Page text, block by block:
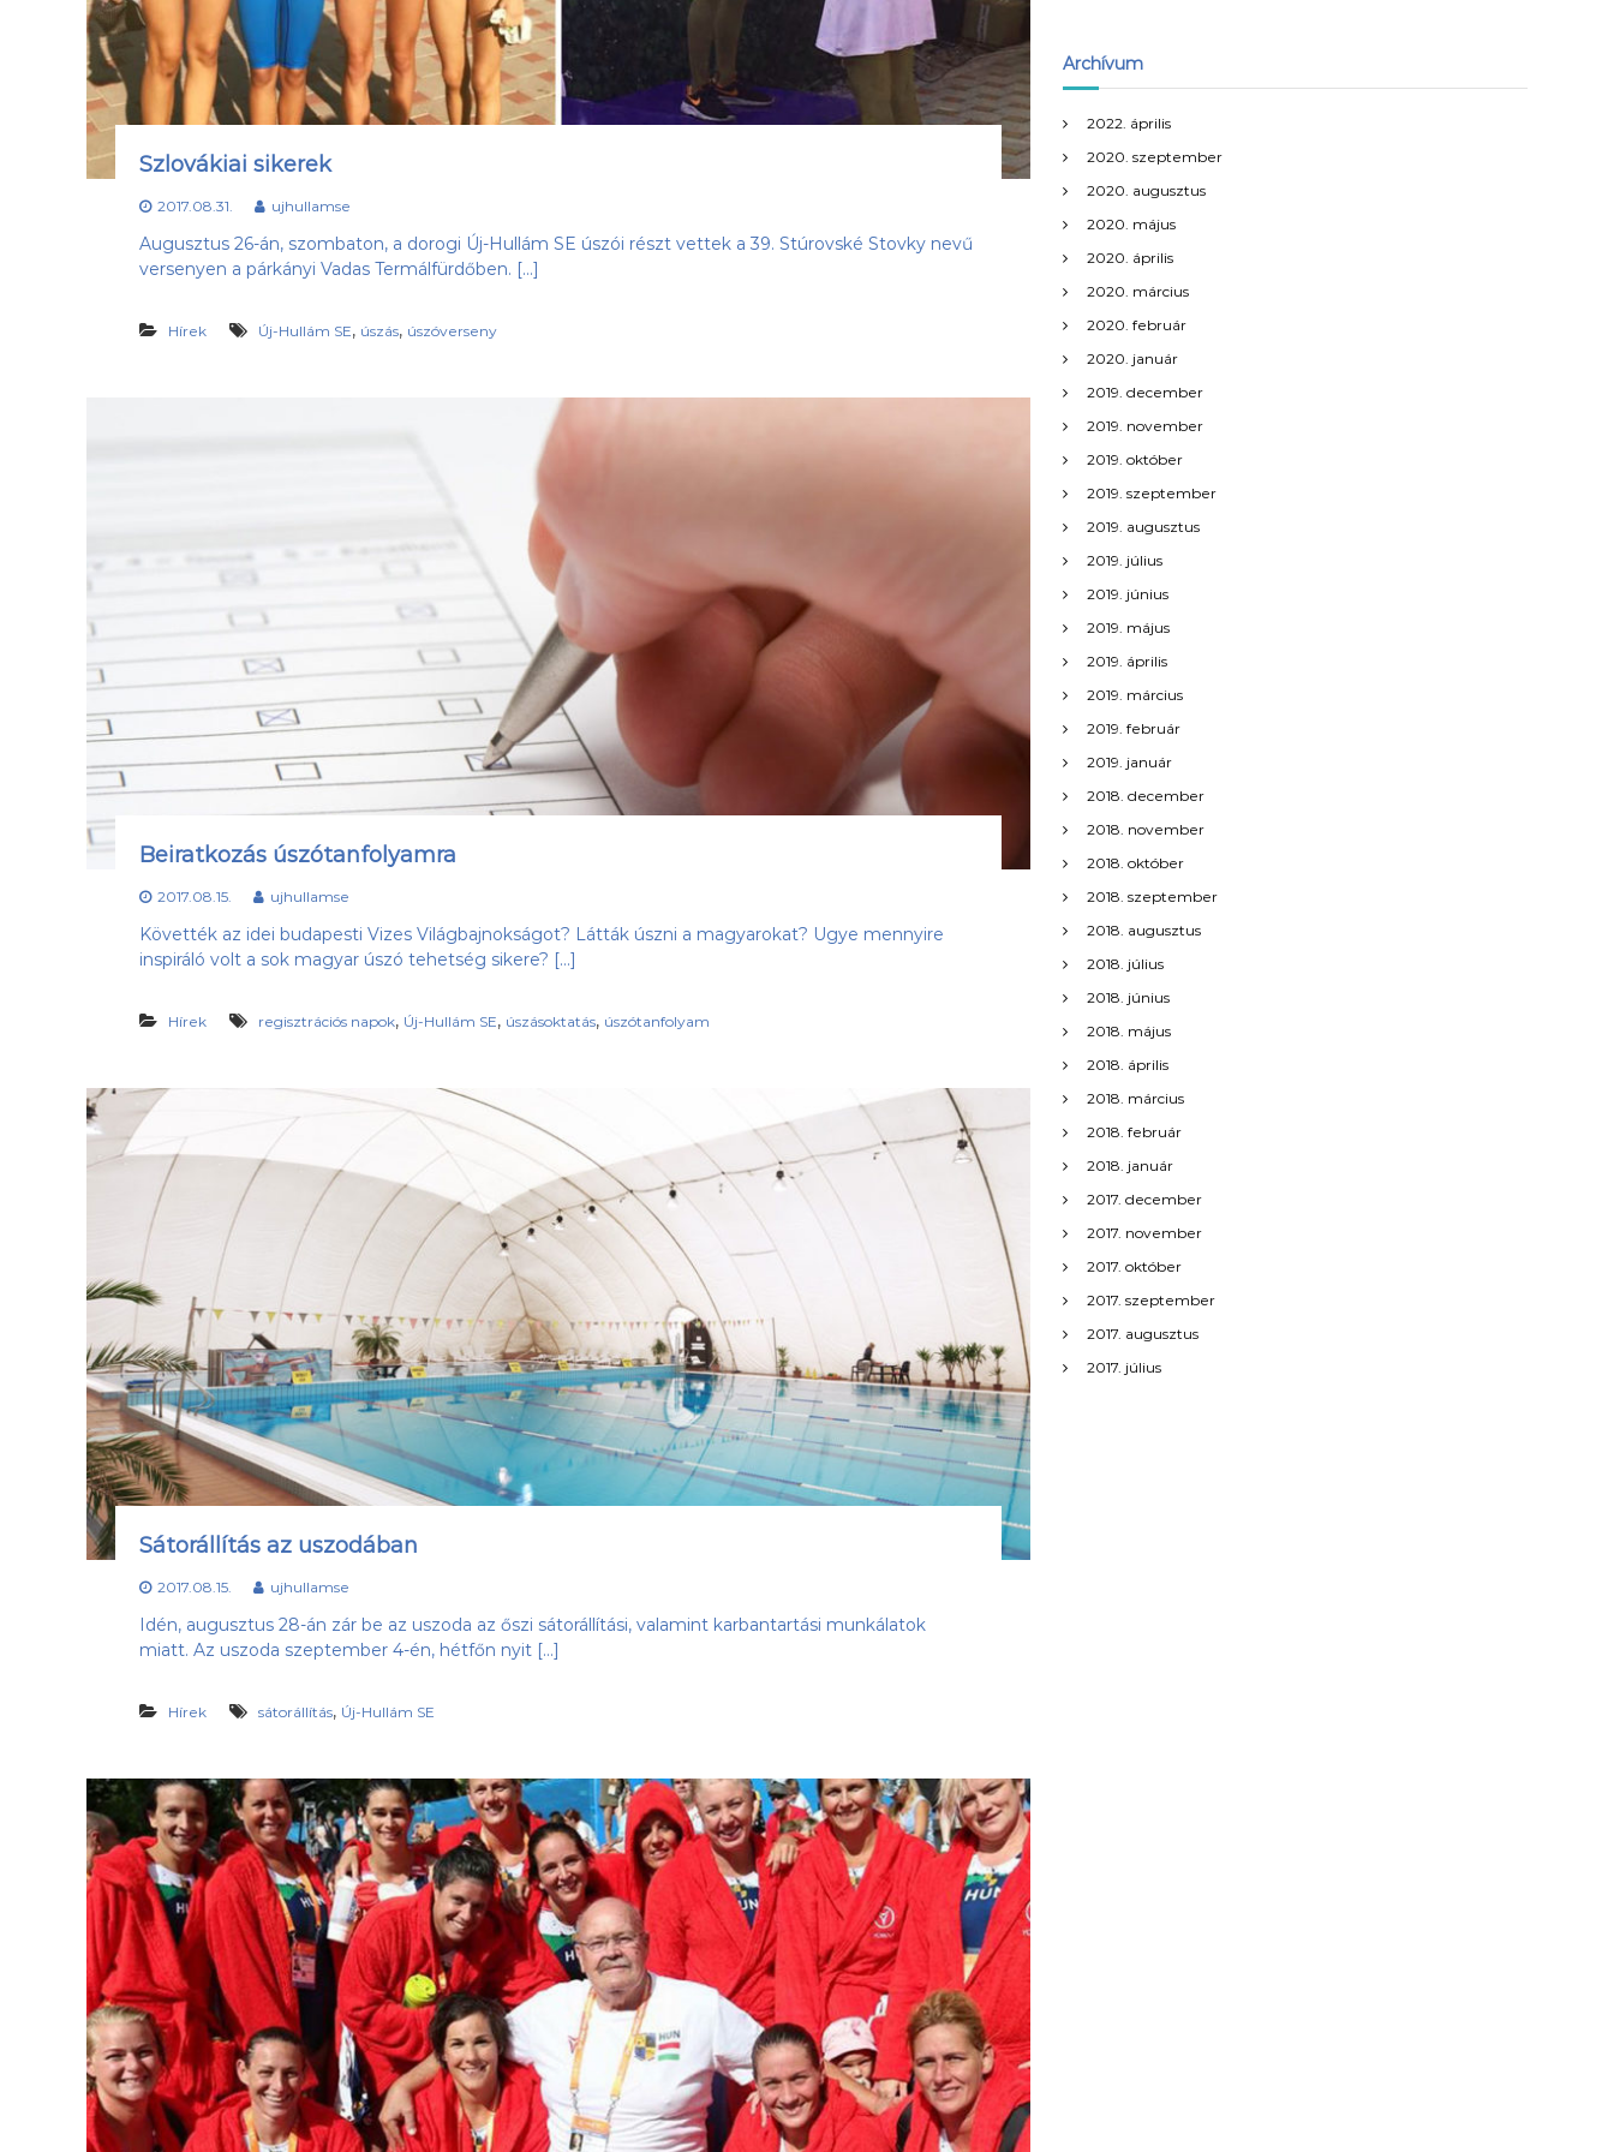
ü
l
e
t
a
l
u
b
,
z
Ú
-
a
p
j
a
Szlovákiai sikerek
2017.08.31. ujhullamse
Augusztus 26-án, szombaton, a dorogi Új-Hullám SE úszói részt vettek a 39. Stúrovské Stovky nevű
versenyen a párkányi Vadas Termálfürdőben. […]
Hírek Új-Hullám SE, úszás, úszóverseny
Beiratkozás úszótanfolyamra
2017.08.15. ujhullamse
Követték az idei budapesti Vizes Világbajnokságot? Látták úszni a magyarokat? Ugye mennyire
inspiráló volt a sok magyar úszó tehetség sikere? […]
Hírek regisztrációs napok, Új-Hullám SE, úszásoktatás, úszótanfolyam
Sátorállítás az uszodában
2017.08.15. ujhullamse
Idén, augusztus 28-án zár be az uszoda az őszi sátorállítási, valamint karbantartási munkálatok
miatt. Az uszoda szeptember 4-én, hétfőn nyit […]
Hírek sátorállítás, Új-Hullám SE
Archívum
2022. április
2020. szeptember
2020. augusztus
2020. május
2020. április
2020. március
2020. február
2020. január
2019. december
2019. november
2019. október
2019. szeptember
2019. augusztus
2019. július
2019. június
2019. május
2019. április
2019. március
2019. február
2019. január
2018. december
2018. november
2018. október
2018. szeptember
2018. augusztus
2018. július
2018. június
2018. május
2018. április
2018. március
2018. február
2018. január
2017. december
2017. november
2017. október
2017. szeptember
2017. augusztus
2017. július